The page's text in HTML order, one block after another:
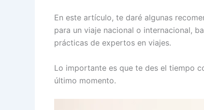
En este artículo, te daré algunas
para un viaje nacional o internacional,
prácticas de expertos en viajes.
Lo importante es que te des el tiempo
último momento.